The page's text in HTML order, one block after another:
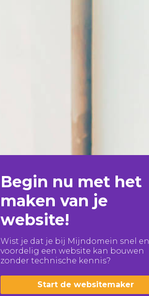
Begin nu met het
maken van je
website!
Wist je dat je bij Mijndomein snel en
voordelig een website kan bouwen
zonder technische kennis?
Start de websitemaker